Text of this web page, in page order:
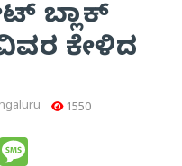
ಬ್ಲಾಕ್
ಕೇಳಿದ
1550
WhatsApp